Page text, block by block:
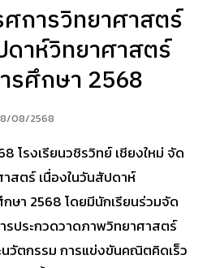
การวิทยาศาสตร์
ดาห์วิทยาศาสตร์
รศึกษา 2568
08/2568
โรงเรียนวชิรวิทย์ เชียงใหม่ จัด
สตร์ เนื่องในวันสัปดาห์
ษา 2568 โดยมีนักเรียนร่วมจัด
รประกวดวาดภาพวิทยาศาสตร์
วัตกรรม การแข่งขันคณิตคิดเร็ว